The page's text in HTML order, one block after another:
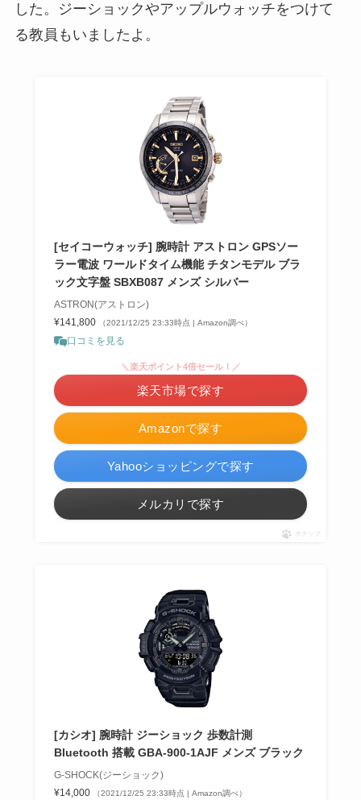
した。ジーショックやアップルウォッチをつけて
る教員もいましたよ。
[セイコーウォッチ] 腕時計 アストロン GPSソー
ラー電波 ワールドタイム機能 チタンモデル ブラ
ック文字盤 SBXB087 メンズ シルバー
ASTRON(アストロン)
¥141,800
（2021/12/25 23:33時点 | Amazon調べ）
口コミを見る
Amazonで探す
＼楽天ポイント4倍セール！／
楽天市場で探す
Yahooショッピングで探す
メルカリで探す
ポチップ
[カシオ] 腕時計 ジーショック 歩数計測
Bluetooth 搭載 GBA-900-1AJF メンズ ブラック
G-SHOCK(ジーショック)
¥14,000
（2021/12/25 23:33時点 | Amazon調べ）